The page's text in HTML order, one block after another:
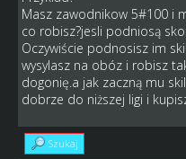
Masz zawodnikow 5#100 i
co robisz?jesli podniosą
Oczywiście podnosisz im
wysylasz na obóz i robisz
dogonię.a jak zaczną mu
dobrze do niższej ligi i
Szukaj